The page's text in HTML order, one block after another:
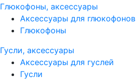
Глюкофоны, аксессуары
Аксессуары для глюкофонов
Глюкофоны
Гусли, аксессуары
Аксессуары для гуслей
Гусли